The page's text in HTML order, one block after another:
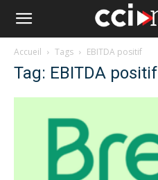
Accueil Tags EBITDA positif
Tag: EBITDA positif